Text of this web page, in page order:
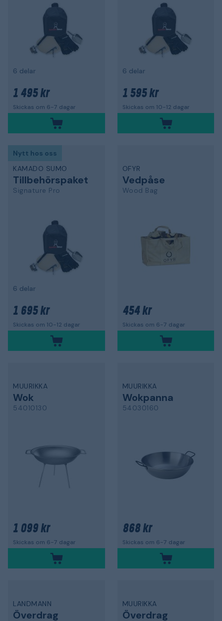
6 delar
1 495 kr
Skickas om 6-7 dagar
6 delar
1 595 kr
Skickas om 10-12 dagar
Nytt hos oss
KAMADO SUMO
Tillbehörspaket
Signature Pro
6 delar
1 695 kr
Skickas om 10-12 dagar
OFYR
Vedpåse
Wood Bag
454 kr
Skickas om 6-7 dagar
MUURIKKA
Wok
54010130
1 099 kr
Skickas om 6-7 dagar
MUURIKKA
Wokpanna
54030160
868 kr
Skickas om 6-7 dagar
LANDMANN
Överdrag
MUURIKKA
Överdrag